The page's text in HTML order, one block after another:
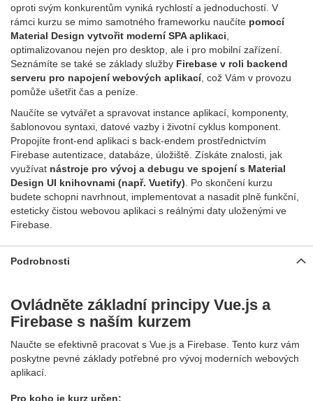
oproti svým konkurentům vyniká rychlostí a jednoduchostí. V
rámci kurzu se mimo samotného frameworku naučíte pomocí
Material Design vytvořit moderní SPA aplikaci
optimalizovanou nejen pro desktop, ale i pro mobilní zařízení.
Seznámíte se také se základy služby Firebase v roli backend
serveru pro napojení webových aplikací, což Vám v provozu
pomůže ušetřit čas a peníze.
Naučíte se vytvářet a spravovat instance aplikací, komponenty,
šablonovou syntaxi, datové vazby i životní cyklus komponent.
Propojíte front‑end aplikaci s back‑endem prostřednictvím
Firebase autentizace, databáze, úložiště. Získáte znalosti, jak
využívat nástroje pro vývoj a debugu ve spojení s Material
Design UI knihovnami (např. Vuetify) . Po skončení kurzu
budete schopni navrhnout, implementovat a nasadit plně funkční,
esteticky čistou webovou aplikaci s reálnými daty uloženými ve
Firebase.
Podrobnosti
Ovládněte základní principy Vue.js a
Firebase s naším kurzem
Naučte se efektivně pracovat s Vue.js a Firebase. Tento kurz vám
poskytne pevné základy potřebné pro vývoj moderních webových
aplikací.
Pro koho je kurz určen: